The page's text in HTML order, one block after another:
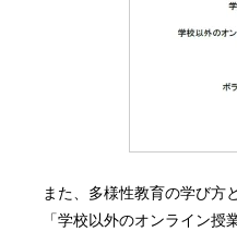
また、多様性教育の学び方
「学校以外のオンライン授